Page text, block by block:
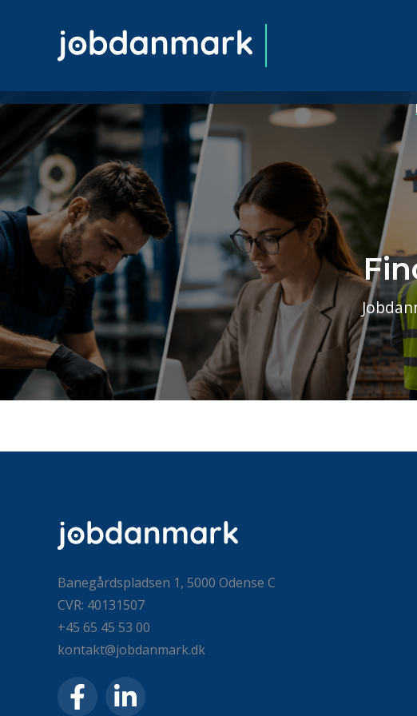
Banegårdspladsen 1, 5000 Odense C
CVR: 40131507
+45 65 45 53 00
kontakt@jobdanmark.dk